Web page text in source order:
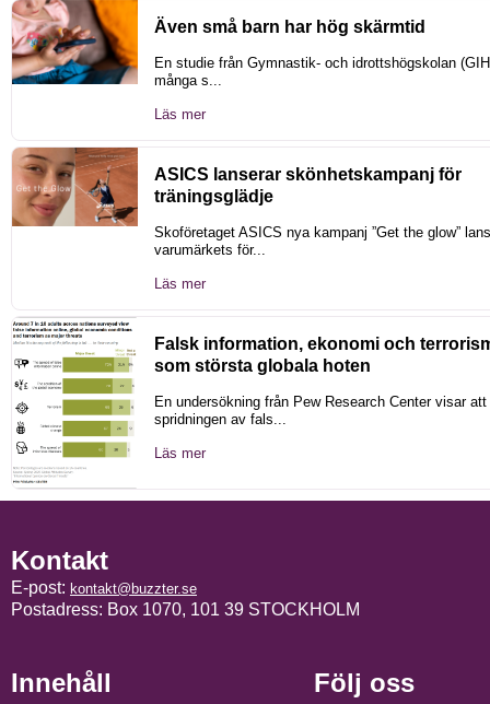
Även små barn har hög skärmtid
En studie från Gymnastik- och idrottshögskolan
många s...
Läs mer
ASICS lanserar skönhetskampanj för
träningsglädje
Skoföretaget ASICS nya kampanj ”Get the glow”
varumärkets för...
Läs mer
Falsk information, ekonomi och
som största globala hoten
En undersökning från Pew Research Center visar att
spridningen av fals...
Läs mer
Kontakt
E-post: kontakt@buzzter.se
Postadress: Box 1070, 101 39 STOCKHOLM
Innehåll Följ oss